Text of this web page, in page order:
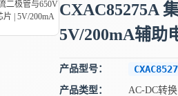
CXAC85275A
5V/200mA辅助
产品型号：
产品类型：
AC-DC转换